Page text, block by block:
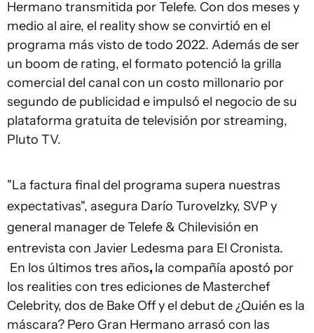
Hermano transmitida por Telefe. Con dos meses y
medio al aire, el reality show se convirtió en el
programa más visto de todo 2022. Además de ser
un boom de rating, el formato potenció la grilla
comercial del canal con un costo millonario por
segundo de publicidad e impulsó el negocio de su
plataforma gratuita de televisión por streaming,
Pluto TV.
"La factura final del programa supera nuestras
expectativas", asegura Darío Turovelzky, SVP y
general manager de Telefe & Chilevisión en
entrevista con Javier Ledesma para El Cronista.
En los últimos tres años, la compañía apostó por
los realities con tres ediciones de Masterchef
Celebrity, dos de Bake Off y el debut de ¿Quién es la
máscara? Pero Gran Hermano arrasó con las